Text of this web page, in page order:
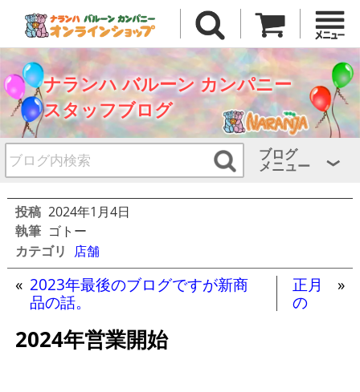
ナランハ バルーン カンパニー
スタッフブログ
ブログ
メニュー
投稿 2024年1月4日
執筆 ゴトー
カテゴリ
店舗
« 2023年最後のブログですが新商
品の話。
正月
の
»
2024年営業開始